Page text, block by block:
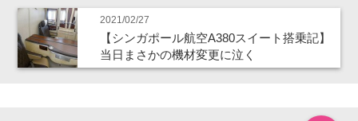
2021/02/27
【シンガポール航空A380スイート搭乗記】
当日まさかの機材変更に泣く